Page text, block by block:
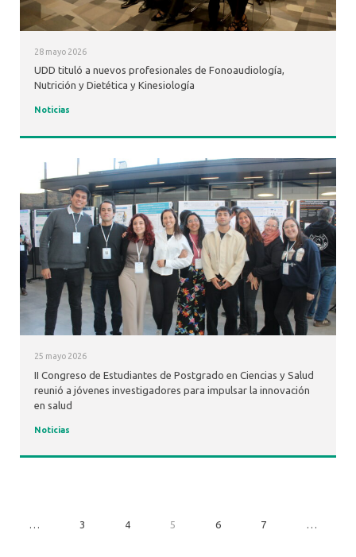
28 mayo 2026
UDD tituló a nuevos profesionales de Fonoaudiología,
Nutrición y Dietética y Kinesiología
Noticias
25 mayo 2026
II Congreso de Estudiantes de Postgrado en Ciencias y Salud
reunió a jóvenes investigadores para impulsar la innovación
en salud
Noticias
… 3 4 5 6 7 …